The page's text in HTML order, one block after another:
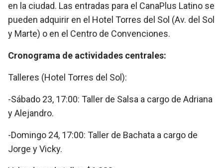
en la ciudad. Las entradas para el CanaPlus Latino se
pueden adquirir en el Hotel Torres del Sol (Av. del Sol
y Marte) o en el Centro de Convenciones.
Cronograma de actividades centrales:
Talleres (Hotel Torres del Sol):
-Sábado 23, 17:00: Taller de Salsa a cargo de Adriana
y Alejandro.
-Domingo 24, 17:00: Taller de Bachata a cargo de
Jorge y Vicky.